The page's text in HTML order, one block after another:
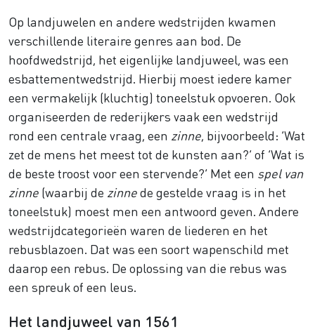
Op landjuwelen en andere wedstrijden kwamen
verschillende literaire genres aan bod. De
hoofdwedstrijd, het eigenlijke landjuweel, was een
esbattementwedstrijd. Hierbij moest iedere kamer
een vermakelijk (kluchtig) toneelstuk opvoeren. Ook
organiseerden de rederijkers vaak een wedstrijd
rond een centrale vraag, een zinne , bijvoorbeeld: ‘Wat
zet de mens het meest tot de kunsten aan?’ of ‘Wat is
de beste troost voor een stervende?’ Met een spel van
zinne (waarbij de zinnede gestelde vraag is in het
toneelstuk) moest men een antwoord geven. Andere
wedstrijdcategorieën waren de liederen en het
rebusblazoen. Dat was een soort wapenschild met
daarop een rebus. De oplossing van die rebus was
een spreuk of een leus.
Het landjuweel van 1561